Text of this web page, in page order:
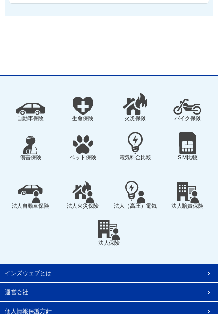
自動車保険 生命保険 火災保険 バイク保険
傷害保険 ペット保険 電気料金比較 SIM比較
法人自動車保険 法人火災保険 法人（高圧）電気 法人賠責保険
法人保険
インズウェブとは
運営会社
個人情報保護方針